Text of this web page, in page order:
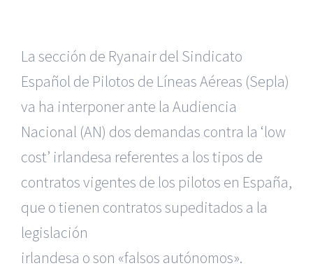
La sección de Ryanair del Sindicato
Español de Pilotos de Líneas Aéreas (Sepla)
va ha interponer ante la Audiencia
Nacional (AN) dos demandas contra la ‘low
cost’ irlandesa referentes a los tipos de
contratos vigentes de los pilotos en España,
que o tienen contratos supeditados a la
legislación
irlandesa o son «falsos autónomos».